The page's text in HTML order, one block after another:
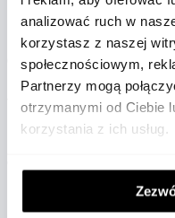
analizować ruch w
korzystasz z naszej
społecznościowym,
Partnerzy mogą
otrzymanymi od Ciebie
korzystania z ich usług.
KULTOWE PRODUKTY
OLYMPIC HERITAGE I
W ofercie nowego
nowe, jak i klasyczne
Na szczególną uwagę